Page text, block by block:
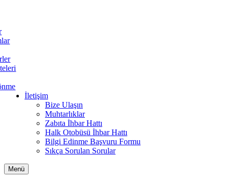
İletişim
Bize Ulaşın
Muhtarlıklar
Zabıta İhbar Hattı
Halk Otobüsü İhbar Hattı
Bilgi Edinme Başvuru Formu
Sıkça Sorulan Sorular
Menü